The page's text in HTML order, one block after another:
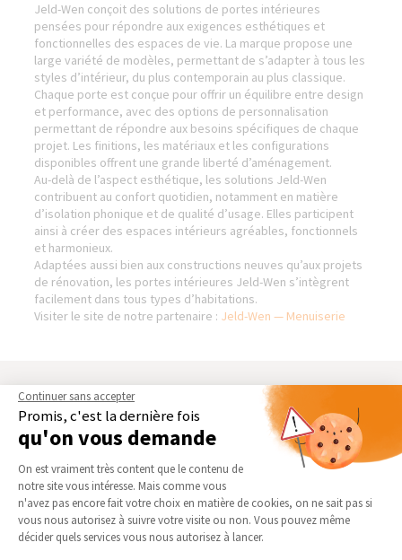
Jeld-Wen conçoit des solutions de portes intérieures
pensées pour répondre aux exigences esthétiques et
fonctionnelles des espaces de vie. La marque propose une
large variété de modèles, permettant de s’adapter à tous les
styles d’intérieur, du plus contemporain au plus classique.
Chaque porte est conçue pour offrir un équilibre entre design
et performance, avec des options de personnalisation
permettant de répondre aux besoins spécifiques de chaque
projet. Les finitions, les matériaux et les configurations
disponibles offrent une grande liberté d’aménagement.
Au-delà de l’aspect esthétique, les solutions Jeld-Wen
contribuent au confort quotidien, notamment en matière
d’isolation phonique et de qualité d’usage. Elles participent
ainsi à créer des espaces intérieurs agréables, fonctionnels
et harmonieux.
Adaptées aussi bien aux constructions neuves qu’aux projets
de rénovation, les portes intérieures Jeld-Wen s’intègrent
facilement dans tous types d’habitations.
Visiter le site de notre partenaire : Jeld-Wen — Menuiserie
AGENCE DE LILLE-NORD
Qui sommes-nous
Actualités
Notre charte qualité
Partenaires
Trouver une agence
Devenir franchisé
NOS DOMAINES
D’INTERVENTION
EXTENSION
RÉNOVATION INTÉRIEURE
TRAVAUX EXTÉRIEURS
NOS PARTENAIRES
Continuer sans accepter
Promis, c'est la dernière fois
qu'on vous demande
Plateforme de Gestion du
On est vraiment très content que le contenu de
notre site vous intéresse. Mais comme vous
n'avez pas encore fait votre choix en matière de cookies, on ne sait pas si
vous nous autorisez à suivre votre visite ou non. Vous pouvez même
décider quels services vous nous autorisez à lancer.
Axeptio consent